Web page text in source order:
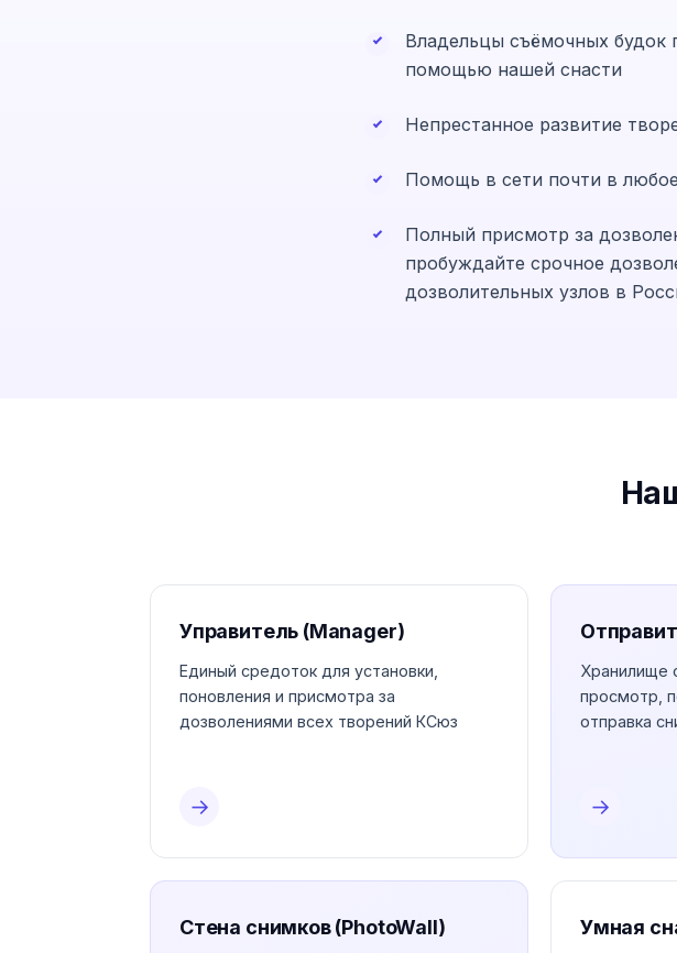
Владельцы съёмочных будок
помощью нашей снасти
Непрестанное развитие
Помощь в сети почти в
Полный присмотр за
пробуждайте срочное
дозволительных узлов в
Управитель (Manager)
Единый средоток для установки,
поновления и присмотра за
дозволениями всех творений КСюз
→
Хранилище
просмотр,
отправка
→
Стена снимков (PhotoWall) Умная